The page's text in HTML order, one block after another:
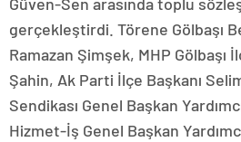
gerçekleştirdi. Törene Gölbaşı
Ramazan Şimşek, MHP Gölbaşı
Şahin, Ak Parti İlçe Başkanı
Sendikası Genel Başkan
Hizmet-İş Genel Başkan